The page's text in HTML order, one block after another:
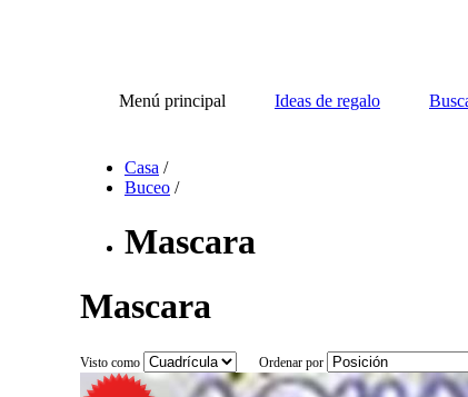
Menú principal Ideas de regalo
Casa /
Buceo /
Mascara
Mascara
Visto como Ordenar por